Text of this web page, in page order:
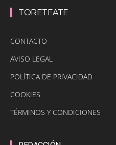
TORETEATE
CONTACTO
AVISO LEGAL
POLÍTICA DE PRIVACIDAD
COOKIES
TÉRMINOS Y CONDICIONES